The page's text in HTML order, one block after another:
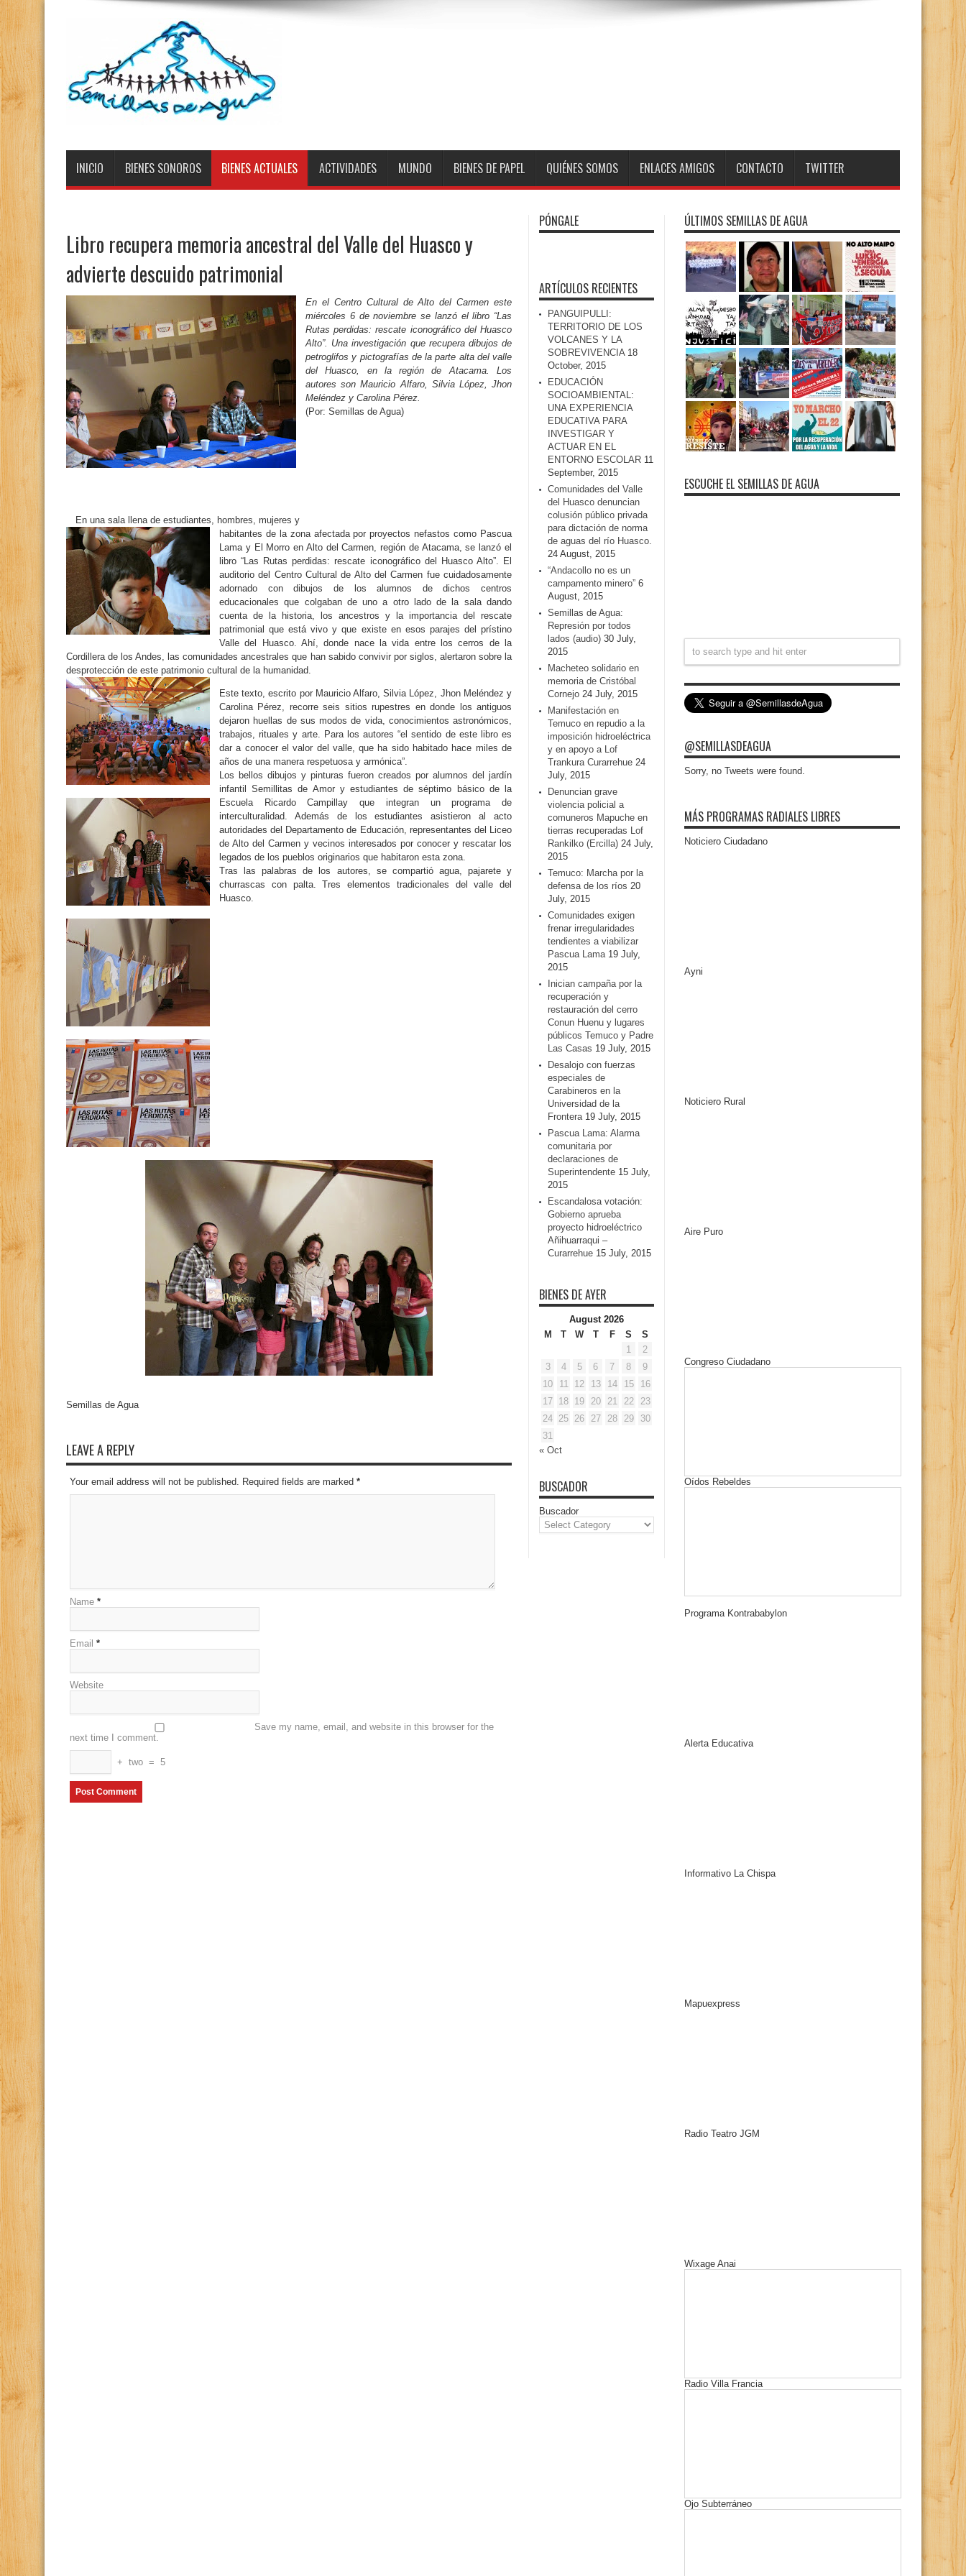
INICIO BIENES SONOROS BIENES ACTUALES ACTIVIDADES MUNDO BIENES DE PAPEL QUIÉNES SOMOS ENLACES AMIGOS CONTACTO TWITTER
Libro recupera memoria ancestral del Valle del Huasco y
advierte descuido patrimonial
En el Centro Cultural de Alto del Carmen este
miércoles 6 de noviembre se lanzó el libro “Las
Rutas perdidas: rescate iconográfico del Huasco
Alto”. Una investigación que recupera dibujos de
petroglifos y pictografías de la parte alta del valle
del Huasco, en la región de Atacama. Los
autores son Mauricio Alfaro, Silvia López, Jhon
Meléndez y Carolina Pérez.
(Por: Semillas de Agua)
En una sala llena de estudiantes, hombres, mujeres y
habitantes de la zona afectada por proyectos nefastos como Pascua
Lama y El Morro en Alto del Carmen, región de Atacama, se lanzó el
libro “Las Rutas perdidas: rescate iconográfico del Huasco Alto”. El
auditorio del Centro Cultural de Alto del Carmen fue cuidadosamente
adornado con dibujos de los alumnos de dichos centros
educacionales que colgaban de uno a otro lado de la sala dando
cuenta de la historia, los ancestros y la importancia del rescate
patrimonial que está vivo y que existe en esos parajes del prístino
Valle del Huasco. Ahí, donde nace la vida entre los cerros de la
Cordillera de los Andes, las comunidades ancestrales que han sabido convivir por siglos, alertaron sobre la
desprotección de este patrimonio cultural de la humanidad.
Este texto, escrito por Mauricio Alfaro, Silvia López, Jhon Meléndez y
Carolina Pérez, recorre seis sitios rupestres en donde los antiguos
dejaron huellas de sus modos de vida, conocimientos astronómicos,
trabajos, rituales y arte. Para los autores “el sentido de este libro es
dar a conocer el valor del valle, que ha sido habitado hace miles de
años de una manera respetuosa y armónica”.
Los bellos dibujos y pinturas fueron creados por alumnos del jardín
infantil Semillitas de Amor y estudiantes de séptimo básico de la
Escuela Ricardo Campillay que integran un programa de
interculturalidad. Además de los estudiantes asistieron al acto
autoridades del Departamento de Educación, representantes del Liceo
de Alto del Carmen y vecinos interesados por conocer y rescatar los
legados de los pueblos originarios que habitaron esta zona.
Tras las palabras de los autores, se compartió agua, pajarete y
churrascas con palta. Tres elementos tradicionales del valle del
Huasco.
Semillas de Agua
LEAVE A REPLY
Your email address will not be published. Required fields are marked *
Name *
Email *
Website
Save my name, email, and website in this browser for the
next time I comment.
+ two = 5
PÓNGALE
ARTÍCULOS RECIENTES
PANGUIPULLI:
TERRITORIO DE LOS
VOLCANES Y LA
SOBREVIVENCIA 18
October, 2015
EDUCACIÓN
SOCIOAMBIENTAL:
UNA EXPERIENCIA
EDUCATIVA PARA
INVESTIGAR Y
ACTUAR EN EL
ENTORNO ESCOLAR 11
September, 2015
Comunidades del Valle
del Huasco denuncian
colusión público privada
para dictación de norma
de aguas del río Huasco.
24 August, 2015
“Andacollo no es un
campamento minero” 6
August, 2015
Semillas de Agua:
Represión por todos
lados (audio) 30 July,
2015
Macheteo solidario en
memoria de Cristóbal
Cornejo 24 July, 2015
Manifestación en
Temuco en repudio a la
imposición hidroeléctrica
y en apoyo a Lof
Trankura Curarrehue 24
July, 2015
Denuncian grave
violencia policial a
comuneros Mapuche en
tierras recuperadas Lof
Rankilko (Ercilla) 24 July,
2015
Temuco: Marcha por la
defensa de los ríos 20
July, 2015
Comunidades exigen
frenar irregularidades
tendientes a viabilizar
Pascua Lama 19 July,
2015
Inician campaña por la
recuperación y
restauración del cerro
Conun Huenu y lugares
públicos Temuco y Padre
Las Casas 19 July, 2015
Desalojo con fuerzas
especiales de
Carabineros en la
Universidad de la
Frontera 19 July, 2015
Pascua Lama: Alarma
comunitaria por
declaraciones de
Superintendente 15 July,
2015
Escandalosa votación:
Gobierno aprueba
proyecto hidroeléctrico
Añihuarraqui –
Curarrehue 15 July, 2015
BIENES DE AYER
August 2026
M
T W T F S
S
1
2
3
4 5 6 7 8
9
10
11 12 13 14 15
16
17 18 19 20 21 22
23
24 25 26 27 28 29
30
31
« Oct
BUSCADOR
Buscador
ÚLTIMOS SEMILLAS DE AGUA
ESCUCHE EL SEMILLAS DE AGUA
@SEMILLASDEAGUA
Sorry, no Tweets were found.
MÁS PROGRAMAS RADIALES LIBRES
Noticiero Ciudadano
Ayni
Noticiero Rural
Aire Puro
Congreso Ciudadano
Oídos Rebeldes
Programa Kontrababylon
Alerta Educativa
Informativo La Chispa
Mapuexpress
Radio Teatro JGM
Wixage Anai
Radio Villa Francia
Ojo Subterráneo